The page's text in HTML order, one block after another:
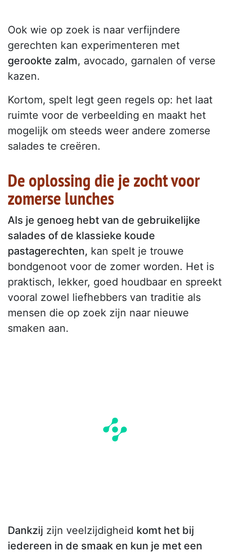
Ook wie op zoek is naar verfijndere
gerechten kan experimenteren met
gerookte zalm, avocado, garnalen of verse
kazen.
Kortom, spelt legt geen regels op: het laat
ruimte voor de verbeelding en maakt het
mogelijk om steeds weer andere zomerse
salades te creëren.
De oplossing die je zocht voor
zomerse lunches
Als je genoeg hebt van de gebruikelijke
salades of de klassieke koude
pastagerechten, kan spelt je trouwe
bondgenoot voor de zomer worden. Het is
praktisch, lekker, goed houdbaar en spreekt
vooral zowel liefhebbers van traditie als
mensen die op zoek zijn naar nieuwe
smaken aan.
Dankzij zijn veelzijdigheid komt het bij
iedereen in de smaak en kun je met een